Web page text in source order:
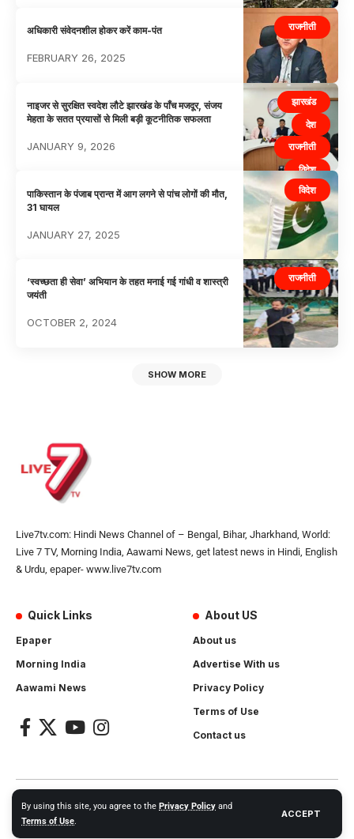
By using this site, you agree to the Privacy Policy and
Terms of Use.
ACCEPT
राजनीती
अधिकारी संवेदनशील होकर करें काम-पंत
FEBRUARY 26, 2025
झारखंड
देश
राजनीती
विदेश
नाइजर से सुरक्षित स्वदेश लौटे झारखंड के पाँच मजदूर, संजय
मेहता के सतत प्रयासों से मिली बड़ी कूटनीतिक सफलता
JANUARY 9, 2026
विदेश
पाकिस्तान के पंजाब प्रान्त में आग लगने से पांच लोगों की मौत,
31 घायल
JANUARY 27, 2025
राजनीती
‘स्वच्छता ही सेवा’ अभियान के तहत मनाई गई गांधी व शास्त्री
जयंती
OCTOBER 2, 2024
SHOW MORE
Live7tv.com: Hindi News Channel of – Bengal, Bihar, Jharkhand, World:
Live 7 TV, Morning India, Aawami News, get latest news in Hindi, English
& Urdu, epaper- www.live7tv.com
Quick Links
Epaper
Morning India
Aawami News
About US
About us
Advertise With us
Privacy Policy
Terms of Use
Contact us
2024- All Rights Reserved.Live 7 tv. Website Created by and